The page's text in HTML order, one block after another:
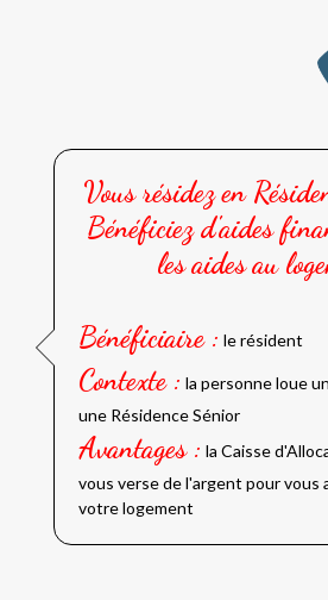
Vous résidez en
Bénéficiez d'aides
les aides au
Bénéficiaire: le résident
Contexte : la personne loue
une Résidence Sénior
Avantages: la Caisse
vous verse de l'argent pour vous
votre logement